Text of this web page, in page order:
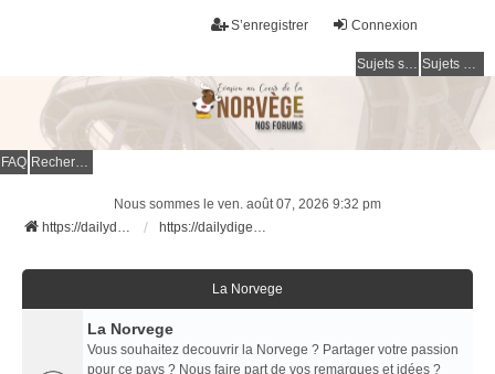
Connexion
S’enregistrer
Sujets sans réponse Sujets actifs
FAQ Rechercher
Nous sommes le ven. août 07, 2026 9:32 pm
https://dailydigesthub.com
https://dailydigesthub.com
La Norvege
La Norvege
Vous souhaitez decouvrir la Norvege ? Partager votre passion
pour ce pays ? Nous faire part de vos remarques et idées ?